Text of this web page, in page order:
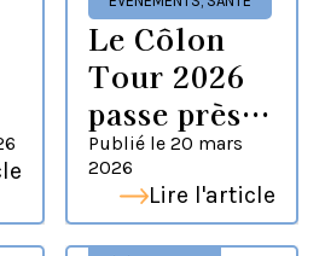
Le Côlon
Tour 2026
passe près
de chez
vous
Publié le 20 mars
2026
Lire l'article